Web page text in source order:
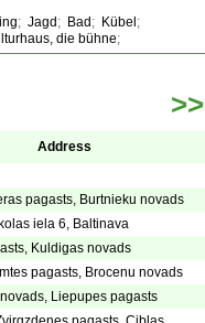
; Jagd ; Bad ; Kübel ;
die bühne;
>>
Address
pagasts, Burtnieku novads
iela 6, Baltinava
Kuldigas novads
pagasts, Brocenu novads
Liepupes pagasts